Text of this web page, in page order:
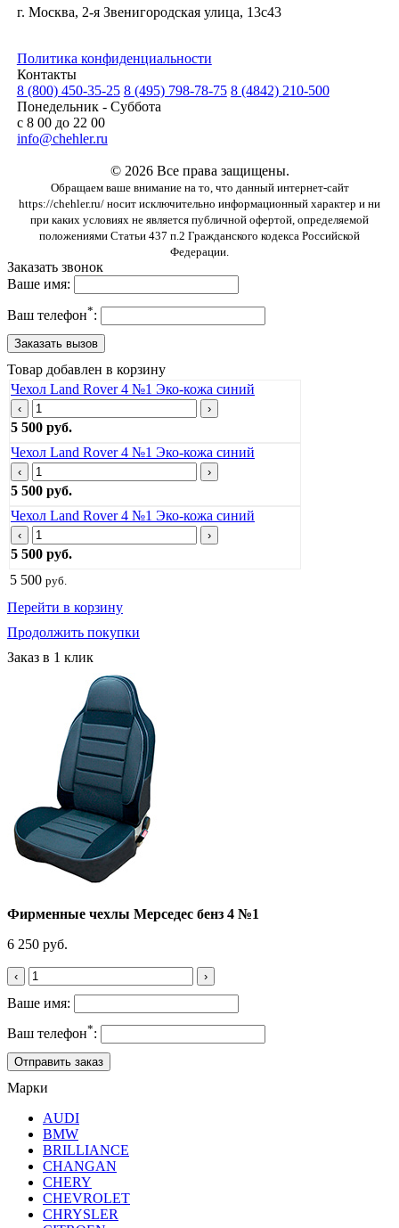
г. Москва, 2-я Звенигородская улица, 13с43
Политика конфиденциальности
Контакты
8 (800) 450-35-25 8 (495) 798-78-75 8 (4842) 210-500
Понедельник - Суббота
с 8 00 до 22 00
info@chehler.ru
© 2026 Все права защищены.
Обращаем ваше внимание на то, что данный интернет-сайт
https://chehler.ru/ носит исключительно информационный характер и ни
при каких условиях не является публичной офертой, определяемой
положениями Статьи 437 п.2 Гражданского кодекса Российской
Федерации.
Заказать звонок
Ваше имя:
Ваш телефон*:
Товар добавлен в корзину
Чехол Land Rover 4 №1 Эко-кожа синий
‹ ›
5 500 руб.
Чехол Land Rover 4 №1 Эко-кожа синий
‹ ›
5 500 руб.
Чехол Land Rover 4 №1 Эко-кожа синий
‹ ›
5 500 руб.
5 500 руб.
Перейти в корзину
Продолжить покупки
Заказ в 1 клик
Фирменные чехлы Мерседес бенз 4 №1
6 250 руб.
‹ ›
Ваше имя:
Ваш телефон*:
Марки
AUDI
BMW
BRILLIANCE
CHANGAN
CHERY
CHEVROLET
CHRYSLER